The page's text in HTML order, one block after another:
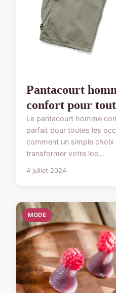
Pantacourt
confort pour
Le pantacourt homme
parfait pour toutes les
comment un simple
transformer votre loo...
4 juillet 2024
MODE